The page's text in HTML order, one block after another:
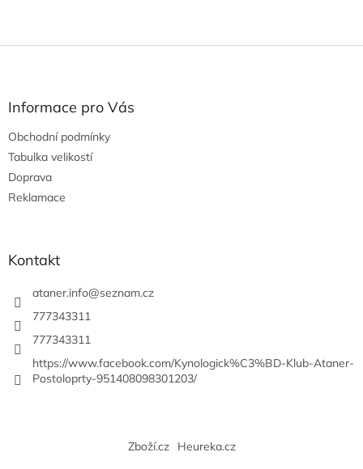
Informace pro Vás
Obchodní podmínky
Tabulka velikostí
Doprava
Reklamace
Kontakt
ataner.info@seznam.cz
777343311
777343311
https://www.facebook.com/Kynologick%C3%BD-Klub-Ataner-
Postoloprty-951408098301203/
Zboží.cz Heureka.cz